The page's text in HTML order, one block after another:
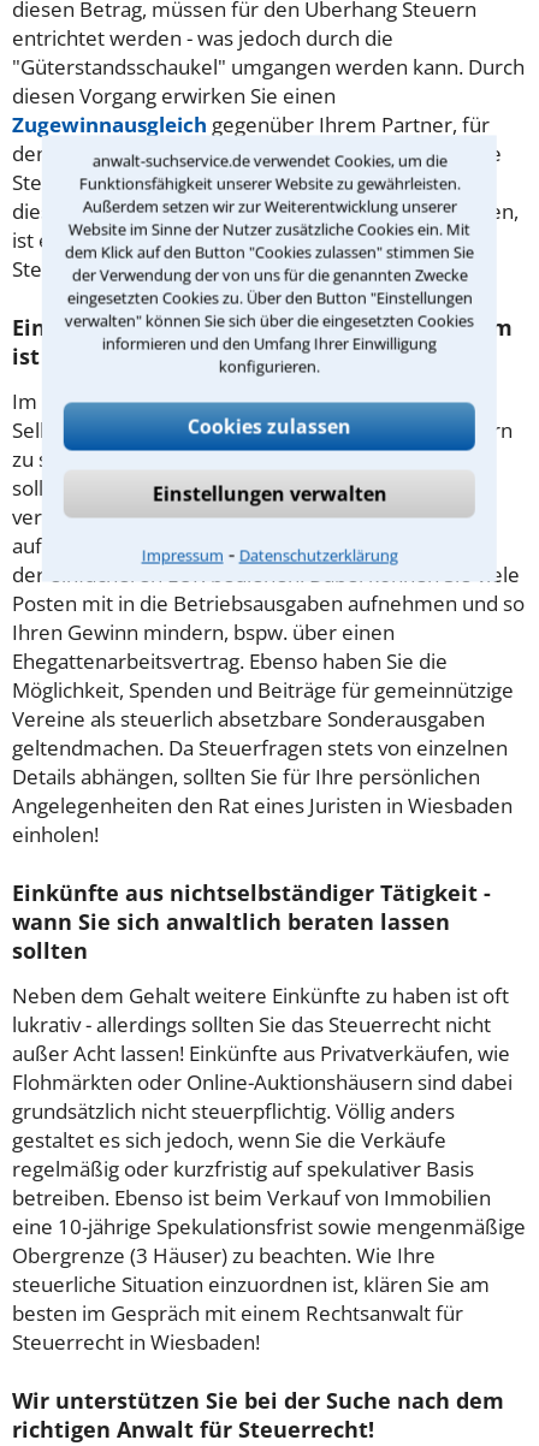
anwalt-suchservice.de verwendet Cookies, um die
Funktionsfähigkeit unserer Website zu gewährleisten.
Außerdem setzen wir zur Weiterentwicklung unserer
Website im Sinne der Nutzer zusätzliche Cookies ein. Mit
dem Klick auf den Button "Cookies zulassen" stimmen Sie
der Verwendung der von uns für die genannten Zwecke
eingesetzten Cookies zu. Über den Button "Einstellungen
verwalten" können Sie sich über die eingesetzten Cookies
informieren und den Umfang Ihrer Einwilligung
konfigurieren.
Cookies zulassen
Einstellungen verwalten
Impressum ⁃ Datenschutzerklärung
diesen Betrag, müssen für den Überhang Steuern
entrichtet werden - was jedoch durch die
"Güterstandsschaukel" umgangen werden kann. Durch
diesen Vorgang erwirken Sie einen
Zugewinnausgleich gegenüber Ihrem Partner, für
den unabhängig von der Höhe des Vermögens keine
Steuern zu entrichten sind. Da Steuersparmodelle
dieser Art exakter Planung und Berechnung bedürfen,
ist es nahezu unausweichlich, einen Fachanwalt für
Steuerrecht in Wiesbaden hinzuzuziehen.
Einkünfte aus selbständiger Tätigkeit - darum
ist juristischer Beistand empfehlenswert
Im Gegensatz zu einem Arbeitnehmer hat ein
Selbstständiger deutlich mehr Möglichkeiten, Steuern
zu sparen, was Sie auch entsprechend ausnutzen
sollten. Sie sind zur Gewinnermittlung nicht
verpflichtet, eine Bilanz mit GuV-Rechnung
aufzustellen, sondern können sich stattdessen auch
der einfacheren EÜR bedienen. Dabei können Sie viele
Posten mit in die Betriebsausgaben aufnehmen und so
Ihren Gewinn mindern, bspw. über einen
Ehegattenarbeitsvertrag. Ebenso haben Sie die
Möglichkeit, Spenden und Beiträge für gemeinnützige
Vereine als steuerlich absetzbare Sonderausgaben
geltendmachen. Da Steuerfragen stets von einzelnen
Details abhängen, sollten Sie für Ihre persönlichen
Angelegenheiten den Rat eines Juristen in Wiesbaden
einholen!
Einkünfte aus nichtselbständiger Tätigkeit -
wann Sie sich anwaltlich beraten lassen
sollten
Neben dem Gehalt weitere Einkünfte zu haben ist oft
lukrativ - allerdings sollten Sie das Steuerrecht nicht
außer Acht lassen! Einkünfte aus Privatverkäufen, wie
Flohmärkten oder Online-Auktionshäusern sind dabei
grundsätzlich nicht steuerpflichtig. Völlig anders
gestaltet es sich jedoch, wenn Sie die Verkäufe
regelmäßig oder kurzfristig auf spekulativer Basis
betreiben. Ebenso ist beim Verkauf von Immobilien
eine 10-jährige Spekulationsfrist sowie mengenmäßige
Obergrenze (3 Häuser) zu beachten. Wie Ihre
steuerliche Situation einzuordnen ist, klären Sie am
besten im Gespräch mit einem Rechtsanwalt für
Steuerrecht in Wiesbaden!
Wir unterstützen Sie bei der Suche nach dem
richtigen Anwalt für Steuerrecht!